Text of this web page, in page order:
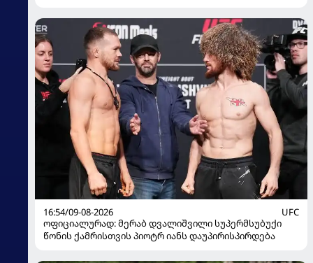
16:54/09-08-2026
UFC
ოფიციალურად: მერაბ დვალიშვილი სუპერმსუბუქი
წონის ქამრისთვის პიოტრ იანს დაუპირისპირდება